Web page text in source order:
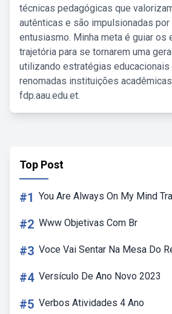
técnicas pedagógicas que
autênticas e são impulsionadas
entusiasmo. Minha meta é guiar os
trajetória para se tornarem uma
utilizando estratégias
renomadas instituições
fdp.aau.edu.et.
Top Post
#1 You Are Always On My Mind
#2 Www Objetivas Com Br
#3 Voce Vai Sentar Na Mesa Do
#4 Versículo De Ano Novo 2023
#5 Verbos Atividades 4 Ano